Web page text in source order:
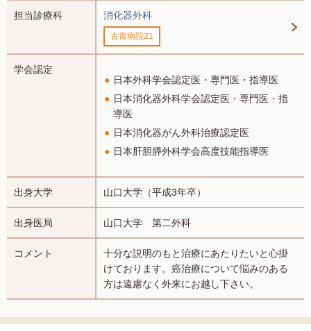
担当診療科 消化器外科
古賀病院21
学会認定
日本外科学会認定医・専門医・指導医
日本消化器外科学会認定医・専門医・指
導医
日本消化器がん外科治療認定医
日本肝胆膵外科学会高度技能指導医
出身大学 山口大学（平成3年卒）
出身医局 山口大学 第二外科
コメント
十分な説明のもと治療にあたりたいと心掛
けております。癌治療について悩みのある
方は遠慮なく外来にお越し下さい。